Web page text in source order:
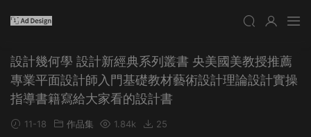
設計幾何學 設計新經典系列叢書 央美國美教授推薦
專業平面設計師入門基礎教材藝術設計理論設計實操
指導書籍寫給大家看的設計書
11-18 作品集 1.84k 25